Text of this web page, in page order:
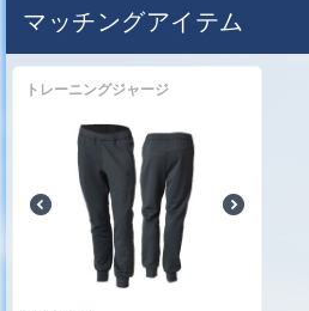
マッチングアイテム
トレーニングジャージ